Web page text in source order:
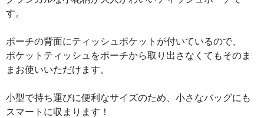
す。
ポーチの背面にティッシュポケットが付いているので、
ポケットティッシュをポーチから取り出さなくてもそのま
まお使いいただけます。
小型で持ち運びに便利なサイズのため、小さなバッグにも
スマートに収まります！